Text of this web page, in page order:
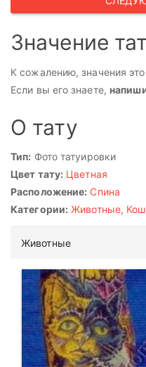
Значение
К сожалению, значения
Если вы его знаете,
О тату
Тип: Фото татуировки
Цвет тату: Цветная
Расположение: Спина
Категории: Животные,
Животные